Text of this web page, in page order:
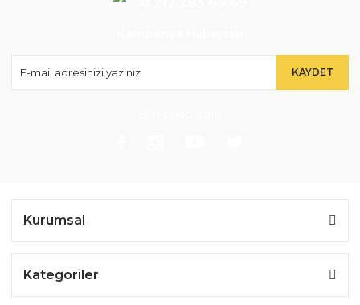
KAYDET
Kurumsal
Kategoriler